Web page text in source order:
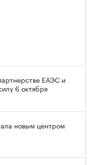
ЕАЭС и
6 октября
новым центром